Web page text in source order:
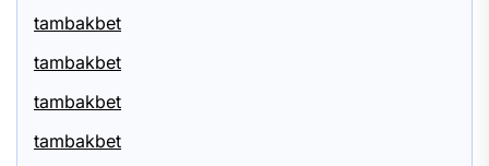
tambakbet
tambakbet
tambakbet
tambakbet